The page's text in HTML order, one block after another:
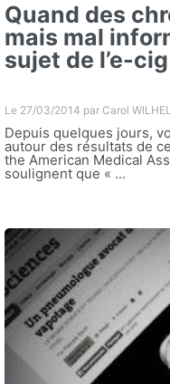
Quand des
mais mal
sujet de l’e-cig
Le 27/03/2014 par Carol
Depuis quelques jours,
autour des résultats de
the American Medical
soulignent que « ...